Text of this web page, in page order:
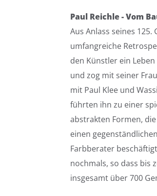
Paul Reichle - Vom
Aus Anlass seines
umfangreiche
den Künstler ein
und zog mit seiner
mit Paul Klee und
führten ihn zu einer
abstrakten Formen,
einen
Farbberater
nochmals, so dass bis
insgesamt über 700